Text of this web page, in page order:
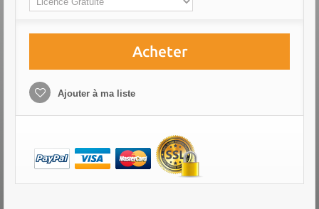
Acheter
Ajouter à ma liste